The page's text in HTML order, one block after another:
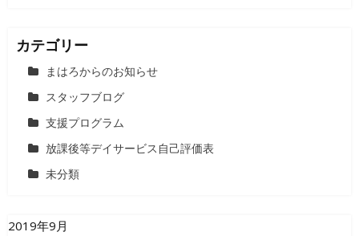
カテゴリー
まはろからのお知らせ
スタッフブログ
支援プログラム
放課後等デイサービス自己評価表
未分類
2019年9月